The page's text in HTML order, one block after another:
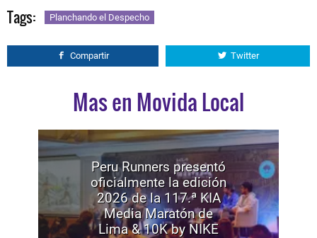
Tags: Planchando el Despecho
Compartir Twitter
Mas en Movida Local
Peru Runners presentó
oficialmente la edición
2026 de la 117.ª KIA
Media Maratón de
Lima & 10K by NIKE